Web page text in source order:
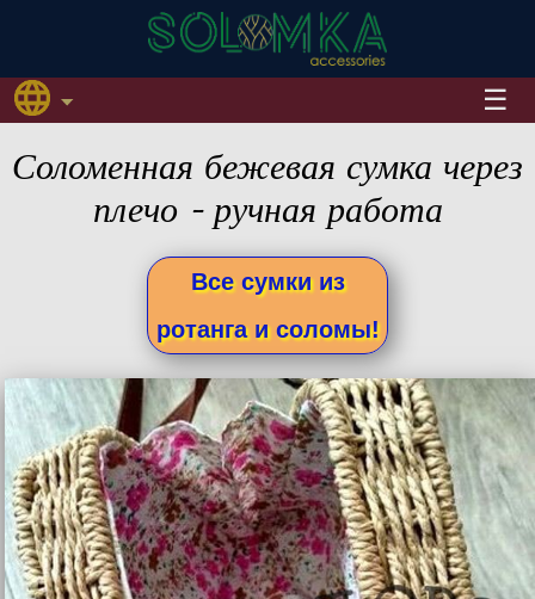
Соломенная бежевая сумка через
плечо - ручная работа
Все сумки из
ротанга и соломы!